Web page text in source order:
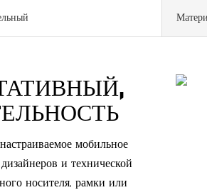
мобильное
и технической
носителя, рамки или